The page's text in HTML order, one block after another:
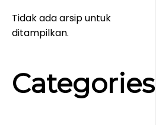
Tidak ada arsip untuk
ditampilkan.
Categories